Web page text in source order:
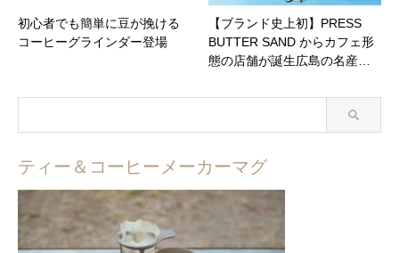
初心者でも簡単に豆が挽ける
コーヒーグラインダー登場
【ブランド史上初】PRESS
BUTTER SAND からカフェ形
態の店舗が誕生広島の名産…
ティー＆コーヒーメーカーマグ